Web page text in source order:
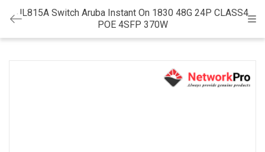
JL815A Switch Aruba Instant On 1830 48G 24P CLASS4
POE 4SFP 370W